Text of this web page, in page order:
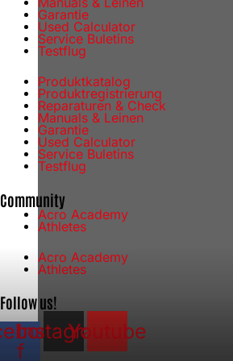
Garantie
Used Calculator
Service Buletins
Testflug
Produktkatalog
Produktregistrierung
Reparaturen & Check
Manuals & Leinen
Garantie
Used Calculator
Service Buletins
Testflug
Community
Acro Academy
Athletes
Acro Academy
Athletes
Follow us!
f
InstagramYoutube